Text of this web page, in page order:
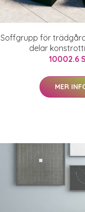
Soffgrupp för
delar
10002.6
MER